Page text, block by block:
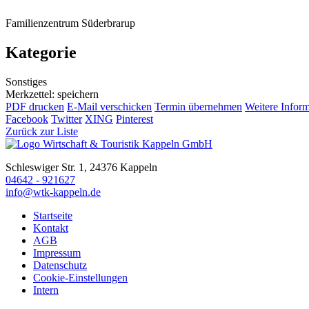
Familienzentrum Süderbrarup
Kategorie
Sonstiges
Merkzettel: speichern
PDF drucken E-Mail verschicken Termin übernehmen Weitere
Facebook Twitter XING Pinterest
Zurück zur Liste
Schleswiger Str. 1, 24376 Kappeln
04642 - 921627
info@wtk-kappeln.de
Startseite
Kontakt
AGB
Impressum
Datenschutz
Cookie-Einstellungen
Intern